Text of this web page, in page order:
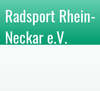
Radsport Rhein-
Neckar e.V.